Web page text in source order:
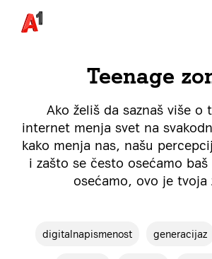
Teenage
Ako želiš da saznaš više o
internet menja svet na
kako menja nas, našu
i zašto se često osećamo
osećamo, ovo je tvoja
digitalnapismenost generacijaz